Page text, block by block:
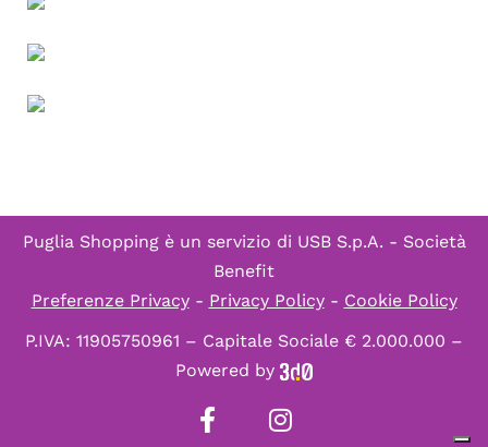
Puglia Shopping è un servizio di USB S.p.A. - Società
Benefit
Preferenze Privacy- Privacy Policy- Cookie Policy
P.IVA: 11905750961 – Capitale Sociale € 2.000.000 –
Powered by